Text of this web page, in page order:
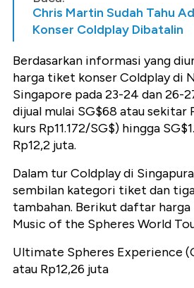
Chris Martin Sudah Tahu
Konser Coldplay Dibatalin
Berdasarkan informasi yang
harga tiket konser Coldplay di
Singapore pada 23-24 dan 26-
dijual mulai SG$68 atau sekitar
kurs Rp11.172/SG$) hingga
Rp12,2 juta.
Dalam tur Coldplay di
sembilan kategori tiket dan
tambahan. Berikut daftar
Music of the Spheres World
Ultimate Spheres Experience
atau Rp12,26 juta